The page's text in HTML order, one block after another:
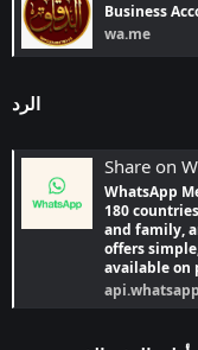
Business
wa.me
الرد
Share on
WhatsApp
180
and family,
offers
available on